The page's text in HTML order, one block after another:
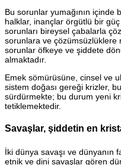
Bu sorunlar yumağının içinde
halklar, inançlar örgütlü bir
sorunları bireysel çabalarla
sorunlara ve çözümsüzlüklere
sorunlar öfkeye ve şiddete
almaktadır.
Emek sömürüsüne, cinsel ve
sistem doğası gereği krizler,
sürdürmekte; bu durum yeni
tetiklemektedir.
Savaşlar, şiddetin en
İki dünya savaşı ve dünyanın
etnik ve dini savaşlar gören